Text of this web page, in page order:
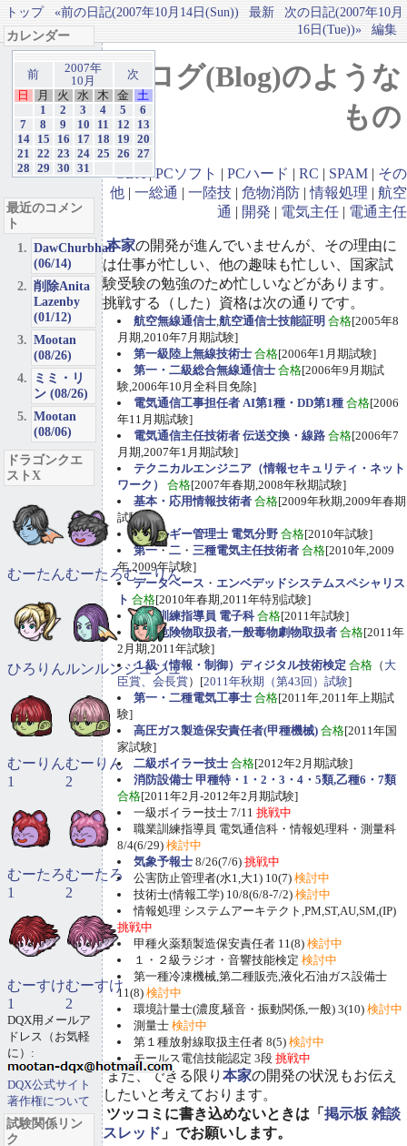
トップ «前の日記(2007年10月14日(Sun)) 最新
次の日記(2007年10月
16日(Tue))»
編集
ブログ(Blog)のような
もの
GBA|PCソフト | PCハード | RC | SPAM | その
他 | 一総通 | 一陸技 | 危物消防 |情報処理 | 航空
通 | 開発 | 電気主任 | 電通主任
本家の開発が進んでいませんが、その理由に
は仕事が忙しい、他の趣味も忙しい、国家試
験受験の勉強のため忙しいなどがあります。
挑戦する（した）資格は次の通りです。
航空無線通信士,航空通信士技能証明 合格[2005年8
月期,2010年7月期試験]
第一級陸上無線技術士 合格[2006年1月期試験]
第一・二級総合無線通信士 合格[2006年9月期試
験,2006年10月全科目免除]
電気通信工事担任者 AI第1種・DD第1種 合格[2006
年11月期試験]
電気通信主任技術者 伝送交換・線路 合格[2006年7
月期,2007年1月期試験]
テクニカルエンジニア（情報セキュリティ・ネット
ワーク）
合格[2007年春期,2008年秋期試験]
基本・応用情報技術者 合格[2009年秋期,2009年春期
試験]
エネルギー管理士 電気分野 合格[2010年試験]
第一・二 ・ 三種電気主任技術者 合格[2010年,2009
年,2009年試験]
データベース ・ エンベデッドシステムスペシャリス
ト 合格[2010年春期,2011年特別試験]
職業訓練指導員 電子科 合格[2011年試験]
甲種危険物取扱者,一般毒物劇物取扱者 合格[2011年
2月期,2011年試験]
１級（情報・制御）ディジタル技術検定 合格 （ 大
臣賞、会長賞）[2011年秋期（第43回）試験]
第一・二種電気工事士 合格[2011年,2011年上期試
験]
高圧ガス製造保安責任者(甲種機械) 合格[2011年国
家試験]
二級ボイラー技士 合格[2012年2月期試験]
消防設備士 甲種特・1・2・3・4・5類,乙種6・7類
合格[2011年2月-2012年2月期試験]
一級ボイラー技士 7/11 挑戦中
職業訓練指導員 電気通信科・情報処理科・測量科
8/4(6/29) 検討中
気象予報士 8/26(7/6) 挑戦中
公害防止管理者(水1,大1) 10(7) 検討中
技術士(情報工学) 10/8(6/8-7/2) 検討中
情報処理 システムアーキテクト,PM,ST,AU,SM,(IP)
挑戦中
甲種火薬類製造保安責任者 11(8) 検討中
１・２級ラジオ・音響技能検定 検討中
第一種冷凍機械,第二種販売,液化石油ガス設備士
11(8) 検討中
環境計量士(濃度,騒音・振動関係,一般) 3(10) 検討中
測量士 検討中
第１種放射線取扱主任者 8(5) 検討中
モールス電信技能認定 3段 挑戦中
また、できる限り 本家の開発の状況もお伝え
したいと考えております。
ツッコミに書き込めないときは「 掲示板 雑談
スレッド 」でお願いします。
カレンダー
前
2007年
10月
次
日
月 火 水 木 金
土
1
2 3 4 5
6
7
8 9 10 11 12
13
14
15 16 17 18 19
20
21
22 23 24 25 26
27
28
29 30 31
最近のコメン
ト
DawChurbhab
(06/14)
削除Anita
Lazenby
(01/12)
Mootan
(08/26)
ミミ・リ
ン (08/26)
Mootan
(08/06)
ドラゴンクエ
ストX
むーたんむーたろむーりん
ひろりんルンルンジュジュ
むーりん
1
むーりん
2
むーたろ
1
むーたろ
2
むーすけ
1
むーすけ
2
DQX用メールア
ドレス（お気軽
に）:
DQX公式サイト
著作権について
試験関係リン
ク